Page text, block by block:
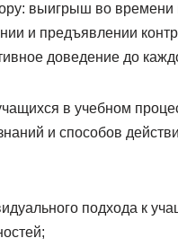
выигрыш во времени
и предъявлении
доведение до
в учебном
и способов
подхода к